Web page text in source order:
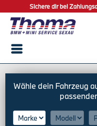
Sichere dir bei